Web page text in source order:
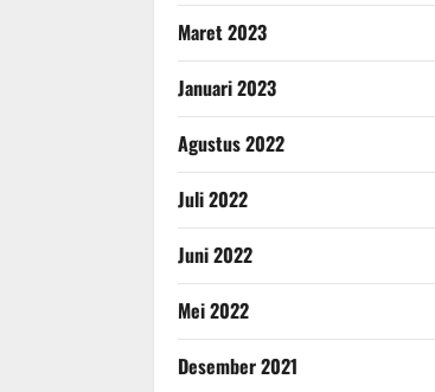
Maret 2023
Januari 2023
Agustus 2022
Juli 2022
Juni 2022
Mei 2022
Desember 2021